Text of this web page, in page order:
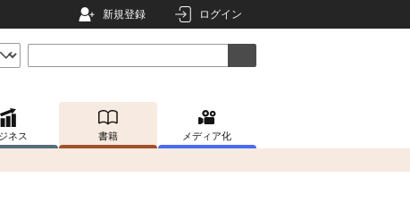
新規登録 ログイン
ネス 書籍 メディア化